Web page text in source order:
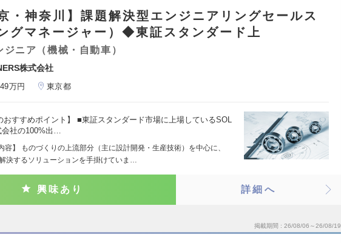
京・神奈川】課題解決型エンジニアリングセールス
グマネージャー）◆東証スタンダード上
ジニア（機械・自動車）
株式会社
万円 東京都
おすすめポイント】 ■東証スタンダード市場に上場しているSOL
社の100%出…
容】 ものづくりの上流部分（主に設計開発・生産技術）を中心に、
決するソリューションを手掛けていま…
興味あり 詳細へ
掲載期間 26/08/06～26/08/19